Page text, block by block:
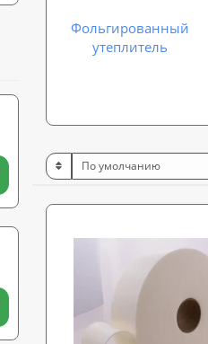
Фольгированный
утеплитель